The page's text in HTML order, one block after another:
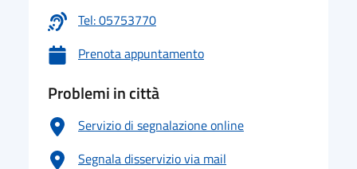
Tel: 05753770
Prenota appuntamento
Problemi in città
Servizio di segnalazione online
Segnala disservizio via mail